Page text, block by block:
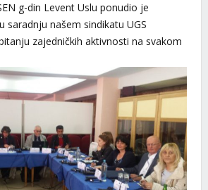
g-din Levent Uslu ponudio je
saradnju našem sindikatu UGS
zajedničkih aktivnosti na svakom